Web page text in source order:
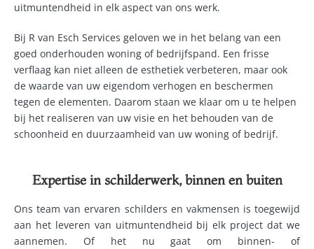
uitmuntendheid in elk aspect van ons werk.
Bij R van Esch Services geloven we in het belang van een
goed onderhouden woning of bedrijfspand. Een frisse
verflaag kan niet alleen de esthetiek verbeteren, maar ook
de waarde van uw eigendom verhogen en beschermen
tegen de elementen. Daarom staan we klaar om u te helpen
bij het realiseren van uw visie en het behouden van de
schoonheid en duurzaamheid van uw woning of bedrijf.
Expertise in schilderwerk, binnen en buiten
Ons team van ervaren schilders en vakmensen is toegewijd
aan het leveren van uitmuntendheid bij elk project dat we
aannemen. Of het nu gaat om binnen- of